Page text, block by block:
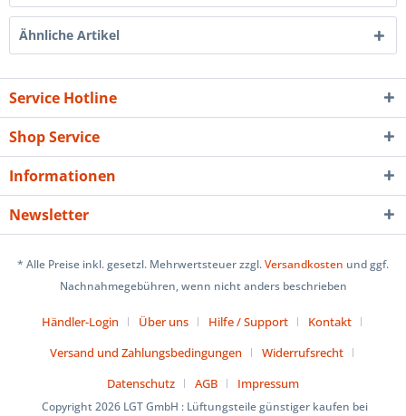
Ähnliche Artikel
Service Hotline
Shop Service
Informationen
Newsletter
* Alle Preise inkl. gesetzl. Mehrwertsteuer zzgl.Versandkosten und ggf.
Nachnahmegebühren, wenn nicht anders beschrieben
Händler-Login Über uns Hilfe / Support
Kontakt
Versand und Zahlungsbedingungen
Widerrufsrecht
Datenschutz
AGB Impressum
Copyright 2026 LGT GmbH : Lüftungsteile günstiger kaufen bei